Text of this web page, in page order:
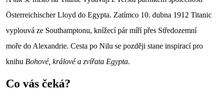
Österreichischer Lloyd do Egypta. Zatímco 10. dubna 1912 Titanic
vyplouvá ze Southamptonu, knížecí pár míří přes Středozemní
moře do Alexandrie. Cesta po Nilu se později stane inspirací pro
knihu Bohové, králové a zvířata Egypta.
Co vás čeká?